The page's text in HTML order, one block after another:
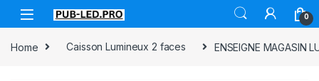
0
Home Caisson Lumineux 2 faces ENSEIGNE MAGASIN